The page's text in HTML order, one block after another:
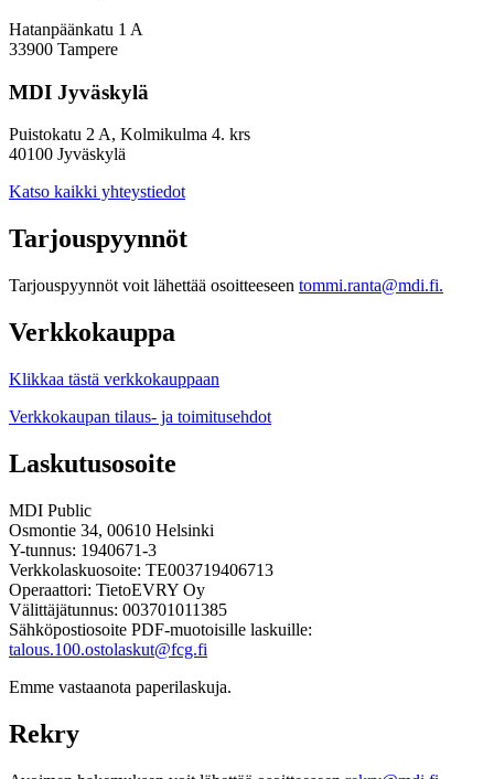
Hatanpäänkatu 1 A
33900 Tampere
MDI Jyväskylä
Puistokatu 2 A, Kolmikulma 4. krs
40100 Jyväskylä
Katso kaikki yhteystiedot
Tarjouspyynnöt
Tarjouspyynnöt voit lähettää osoitteeseen tommi.ranta@mdi.fi.
Verkkokauppa
Klikkaa tästä verkkokauppaan
Verkkokaupan tilaus- ja toimitusehdot
Laskutusosoite
MDI Public
Osmontie 34, 00610 Helsinki
Y-tunnus: 1940671-3
Verkkolaskuosoite: TE003719406713
Operaattori: TietoEVRY Oy
Välittäjätunnus: 003701011385
Sähköpostiosoite PDF-muotoisille laskuille:
talous.100.ostolaskut@fcg.fi
Emme vastaanota paperilaskuja.
Rekry